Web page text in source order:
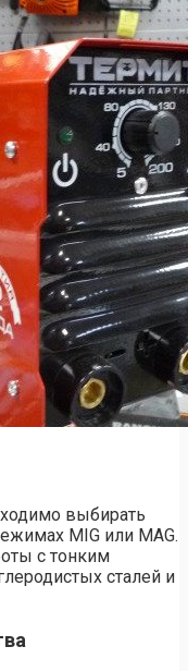
выбирать
MIG или MAG.
с тонким
сталей и